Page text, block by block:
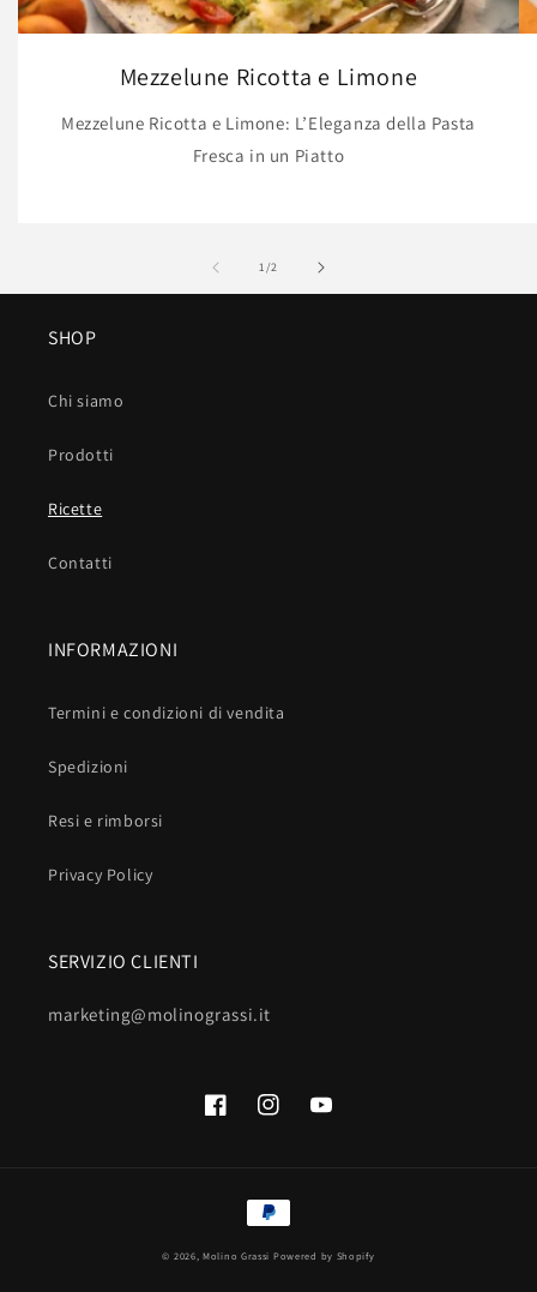
Mezzelune Ricotta e Limone
Mezzelune Ricotta e Limone: L’Eleganza della Pasta
Fresca in un Piatto
1/su2
SHOP
Chi siamo
Prodotti
Ricette
Contatti
INFORMAZIONI
Termini e condizioni di vendita
Spedizioni
Resi e rimborsi
Privacy Policy
SERVIZIO CLIENTI
marketing@molinograssi.it
FacebookInstagramYouTube
Metodi
di
pagamento
© 2026,Molino Grassi Powered by Shopify